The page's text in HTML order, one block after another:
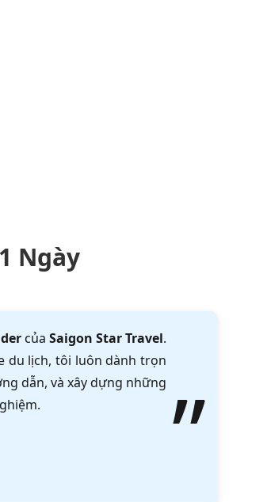
Ngày
của Saigon Star Travel.
du lịch, tôi luôn dành trọn
dẫn, và xây dựng những